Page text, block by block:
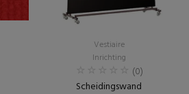
Vestiaire
Inrichting
(0)
Scheidingswand